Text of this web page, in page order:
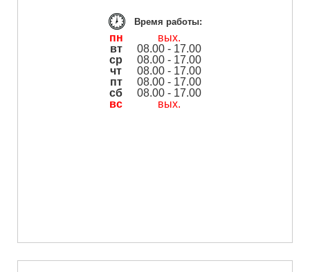
Время работы:
пн
вых.
вт
08.00 - 17.00
ср
08.00 - 17.00
чт
08.00 - 17.00
пт
08.00 - 17.00
сб
08.00 - 17.00
вс
вых.